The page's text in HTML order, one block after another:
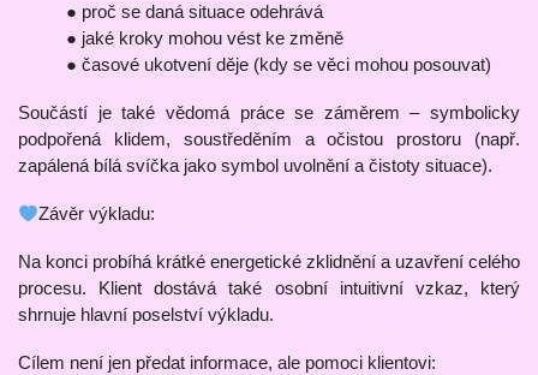
● proč se daná situace odehrává
● jaké kroky mohou vést ke změně
● časové ukotvení děje (kdy se věci mohou posouvat)
Součástí je také vědomá práce se záměrem – symbolicky
podpořená klidem, soustředěním a očistou prostoru (např.
zapálená bílá svíčka jako symbol uvolnění a čistoty situace).
Závěr výkladu:
Na konci probíhá krátké energetické zklidnění a uzavření celého
procesu. Klient dostává také osobní intuitivní vzkaz, který
shrnuje hlavní poselství výkladu.
Cílem není jen předat informace, ale pomoci klientovi: